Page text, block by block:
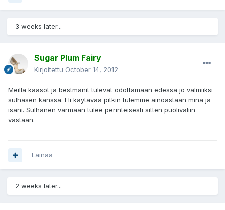
3 weeks later...
Sugar Plum Fairy
Kirjoitettu October 14, 2012
Meillä kaasot ja bestmanit tulevat odottamaan edessä jo valmiiksi
sulhasen kanssa. Eli käytävää pitkin tulemme ainoastaan minä ja
isäni. Sulhanen varmaan tulee perinteisesti sitten puoliväliin
vastaan.
Lainaa
2 weeks later...